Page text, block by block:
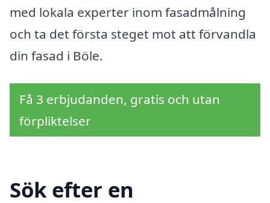
med lokala experter inom fasadmålning
och ta det första steget mot att förvandla
din fasad i Böle.
Få 3 erbjudanden, gratis och utan
förpliktelser
Sök efter en